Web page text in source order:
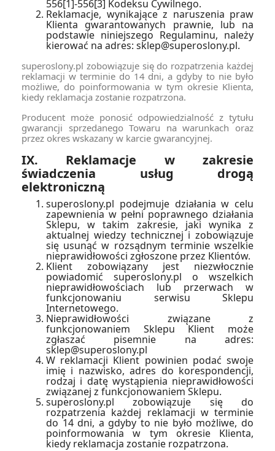
556[1]-556[3] Kodeksu Cywilnego.
Reklamacje, wynikające z naruszenia praw
Klienta gwarantowanych prawnie, lub na
podstawie niniejszego Regulaminu, należy
kierować na adres: sklep@superoslony.pl.
superoslony.pl zobowiązuje się do rozpatrzenia każdej
reklamacji w terminie do 14 dni, a gdyby to nie było
możliwe, do poinformowania w tym okresie Klienta,
kiedy reklamacja zostanie rozpatrzona.
Producent może ponosić odpowiedzialność z tytułu
gwarancji sprzedanego Towaru na warunkach oraz
przez okres wskazany w karcie gwarancyjnej.
IX. Reklamacje w zakresie
świadczenia usług drogą
elektroniczną
superoslony.pl podejmuje działania w celu
zapewnienia w pełni poprawnego działania
Sklepu, w takim zakresie, jaki wynika z
aktualnej wiedzy technicznej i zobowiązuje
się usunąć w rozsądnym terminie wszelkie
nieprawidłowości zgłoszone przez Klientów.
Klient zobowiązany jest niezwłocznie
powiadomić superoslony.pl o wszelkich
nieprawidłowościach lub przerwach w
funkcjonowaniu serwisu Sklepu
Internetowego.
Nieprawidłowości związane z
funkcjonowaniem Sklepu Klient może
zgłaszać pisemnie na adres:
sklep@superoslony.pl
W reklamacji Klient powinien podać swoje
imię i nazwisko, adres do korespondencji,
rodzaj i datę wystąpienia nieprawidłowości
związanej z funkcjonowaniem Sklepu.
superoslony.pl zobowiązuje się do
rozpatrzenia każdej reklamacji w terminie
do 14 dni, a gdyby to nie było możliwe, do
poinformowania w tym okresie Klienta,
kiedy reklamacja zostanie rozpatrzona.